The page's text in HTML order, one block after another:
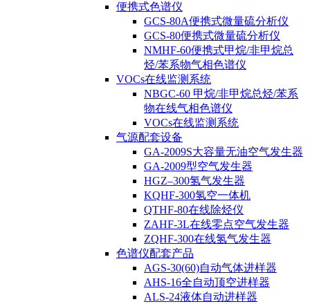
便携式色谱仪
GCS-80A便携式微量硫分析仪
GCS-80便携式微量硫分析仪
NMHF-60便携式甲烷/非甲烷总
烃/苯系物气相色谱仪
VOCs在线监测系统
NBGC-60 甲烷/非甲烷总烃/苯系
物在线气相色谱仪
VOCs在线监测系统
气源配套设备
GA-2009S大容量无油空气发生器
GA-2009型空气发生器
HGZ–300氢气发生器
KQHF-300氢空一体机
QTHF-80在线除烃仪
ZAHF-3L在线零点空气发生器
ZQHF-300在线氢气发生器
色谱仪配套产品
AGS-30(60)自动气体进样器
AHS-16全自动顶空进样器
ALS-24液体自动进样器